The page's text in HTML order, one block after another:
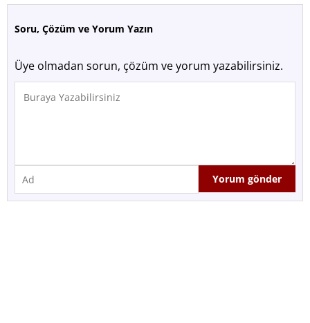
Soru, Çözüm ve Yorum Yazın
Üye olmadan sorun, çözüm ve yorum yazabilirsiniz.